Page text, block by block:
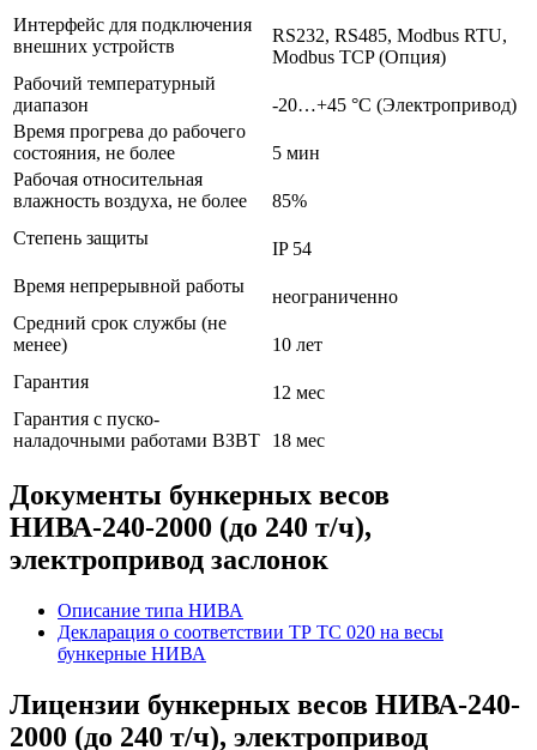
Интерфейс для подключения
внешних устройств
RS232, RS485, Modbus RTU,
Modbus TCP (Опция)
Рабочий температурный
диапазон
-20…+45 °С (Электропривод)
Время прогрева до рабочего
состояния, не более
5 мин
Рабочая относительная
влажность воздуха, не более
85%
Степень защиты
IP 54
Время непрерывной работы
неограниченно
Средний срок службы (не
менее)
10 лет
Гарантия
12 мес
Гарантия с пуско-
наладочными работами ВЗВТ
18 мес
Документы бункерных весов
НИВА-240-2000 (до 240 т/ч),
электропривод заслонок
Описание типа НИВА
Декларация о соответствии ТР ТС 020 на весы
бункерные НИВА
Лицензии бункерных весов НИВА-240-
2000 (до 240 т/ч), электропривод